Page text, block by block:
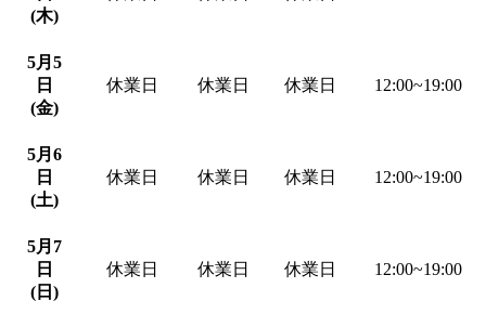
(木)
5月5
日
(金)
休業日 休業日 休業日 12:00~19:00
5月6
日
(土)
休業日 休業日 休業日 12:00~19:00
5月7
日
(日)
休業日 休業日 休業日 12:00~19:00